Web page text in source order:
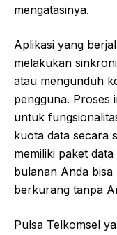
mengatasinya.
Aplikasi yang
melakukan
atau mengunduh
pengguna. Proses
untuk
kuota data secara
memiliki paket
bulanan Anda
berkurang tanpa
Pulsa Telkomsel